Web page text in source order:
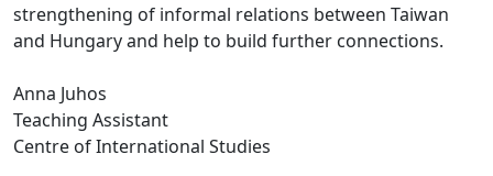
strengthening of informal relations between Taiwan
and Hungary and help to build further connections.
Anna Juhos
Teaching Assistant
Centre of International Studies